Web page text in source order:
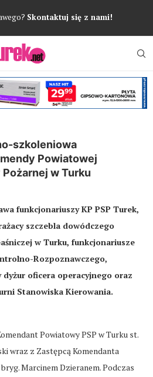
Skontaktuj się z nami!
szkoleniowa
Powiatowej
w Turku
funkcjonariuszy KP PSP Turek,
szczebla dowódczego
w Turku, funkcjonariusze
Rozpoznawczego,
dyżur oficera operacyjnego oraz
Stanowiska Kierowania.
Powiatowy PSP w Turku st.
wraz z Zastępcą Komendanta
Marcinem Dzieranem. Podczas